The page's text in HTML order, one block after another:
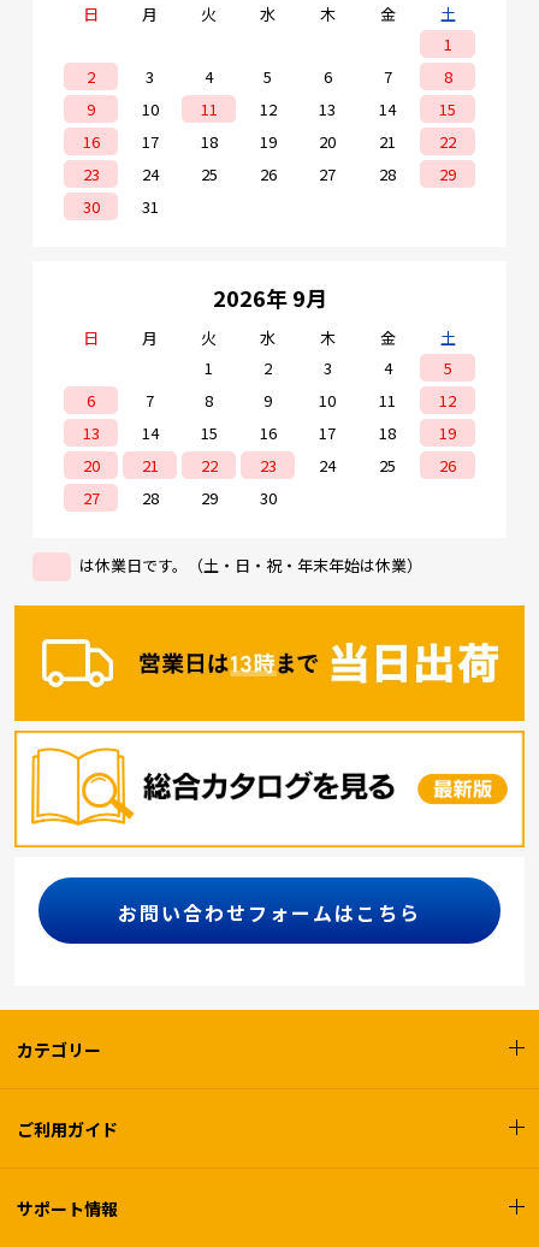
日 月 火 水 木 金
土
1
2
3 4 5 6 7
8
9
10 11 12 13 14
15
16
17 18 19 20 21
22
23
24 25 26 27 28
29
30
31
2026年 9月
日 月 火 水 木 金
土
1
2 3 4
5
6
7 8 9 10 11
12
13
14 15 16 17 18
19
20
21 22 23 24 25
26
27
28 29 30
は休業日です。（土・日・祝・年末年始は休業）
お問い合わせフォームはこちら
カテゴリー
ご利用ガイド
サポート情報